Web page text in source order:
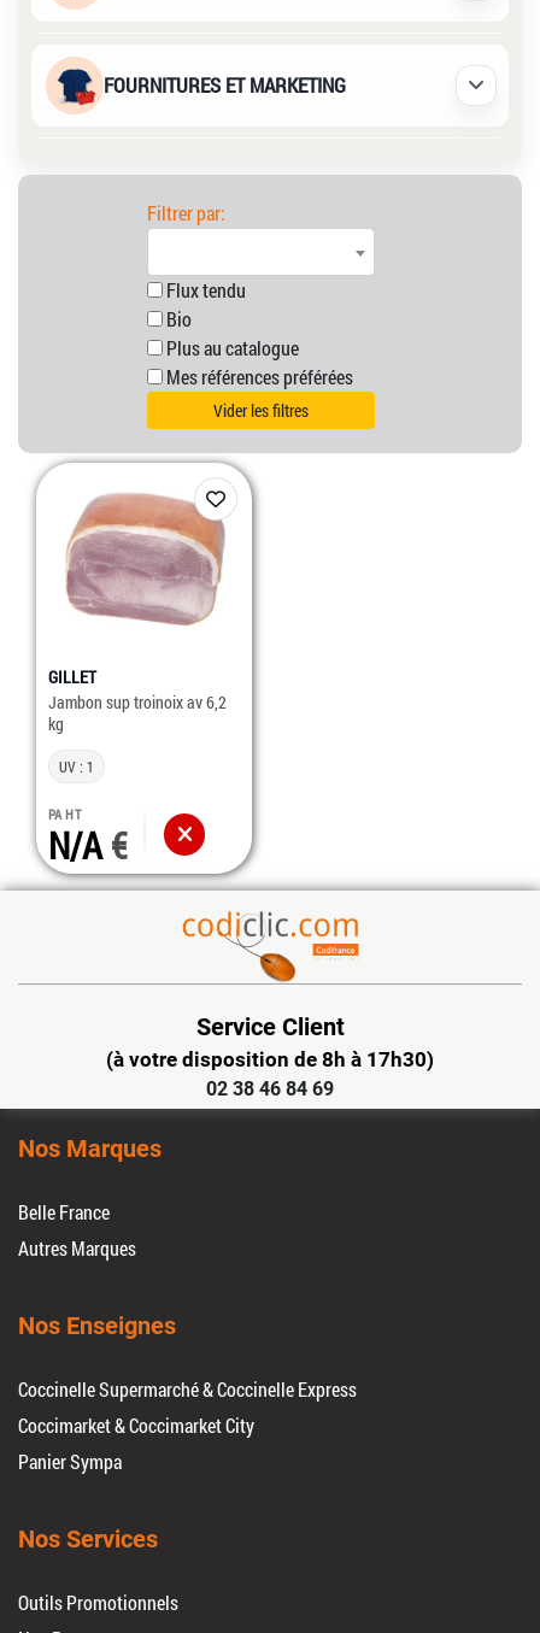
FOURNITURES ET MARKETING Déplier
Filtrer par:
Flux tendu
Bio
Plus au catalogue
Mes références préférées
Vider les filtres
GILLET
Jambon sup troinoix av 6,2
kg
UV : 1
PA HT
N/A
Service Client
(à votre disposition de 8h à 17h30)
02 38 46 84 69
Nos Marques
Belle France
Autres Marques
Nos Enseignes
Coccinelle Supermarché & Coccinelle Express
Coccimarket & Coccimarket City
Panier Sympa
Nos Services
Outils Promotionnels